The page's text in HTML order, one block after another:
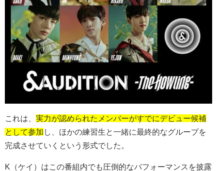
これは、 実力が認められたメンバーがすでにデビュー候補
として参加 し、ほかの練習生と一緒に最終的なグループを
完成させていくという形式でした。
K（ケイ）はこの番組内でも圧倒的なパフォーマンスを披露